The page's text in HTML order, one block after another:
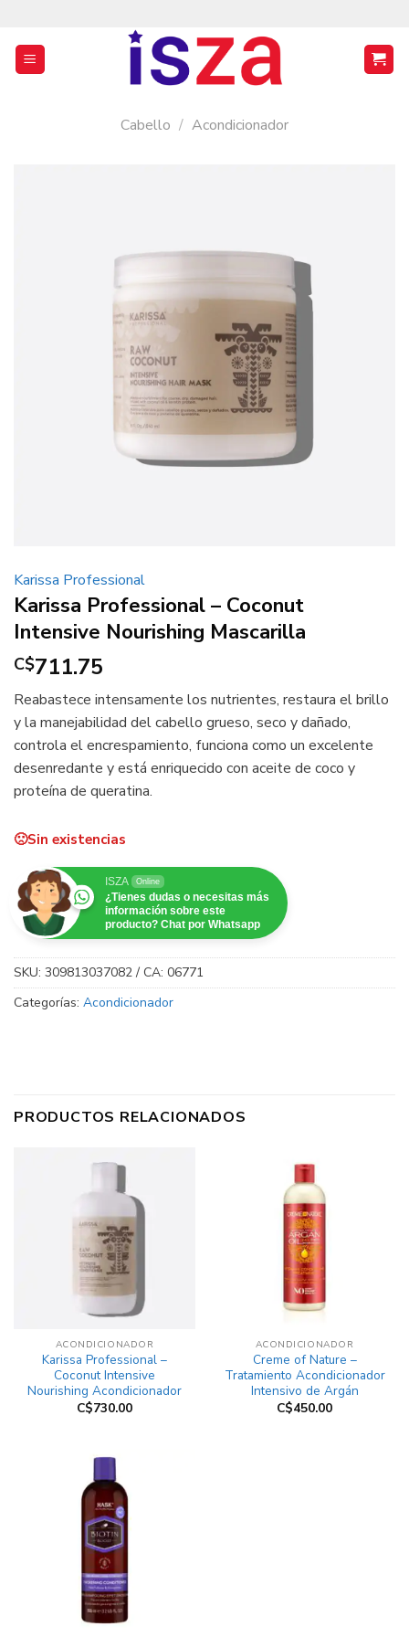
contenido
Cabello / Acondicionador
Karissa Professional
Karissa Professional – Coconut
Intensive Nourishing Mascarilla
C$711.75
Reabastece intensamente los nutrientes, restaura el brillo
y la manejabilidad del cabello grueso, seco y dañado,
controla el encrespamiento, funciona como un excelente
desenredante y está enriquecido con aceite de coco y
proteína de queratina.
Sin existencias
ISZA Online
¿Tienes dudas o necesitas más
información sobre este
producto? Chat por Whatsapp
SKU: 309813037082 / CA: 06771
Categorías: Acondicionador
PRODUCTOS RELACIONADOS
ACONDICIONADOR
Karissa Professional –
Coconut Intensive
Nourishing Acondicionador
C$730.00
ACONDICIONADOR
Creme of Nature –
Tratamiento Acondicionador
Intensivo de Argán
C$450.00